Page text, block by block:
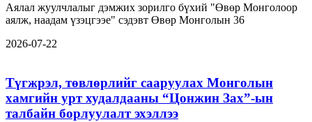
Аялал жуулчлалыг дэмжих зорилго бүхий "Өвөр Монголоор
аялж, наадам үзэцгээе" сэдэвт Өвөр Монголын 36
2026-07-22
Түгжрэл, төвлөрлийг сааруулах Монголын
хамгийн урт худалдааны “Цонжин Зах”-ын
талбайн борлуулалт эхэллээ